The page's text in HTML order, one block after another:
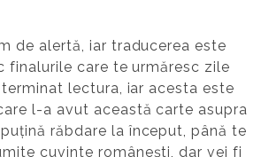
de alertă, iar traducerea este
finalurile care te urmăresc zile
lectura, iar acesta este
l-a avut această carte asupra
răbdare la început, până te
cuvinte românești, dar vei fi